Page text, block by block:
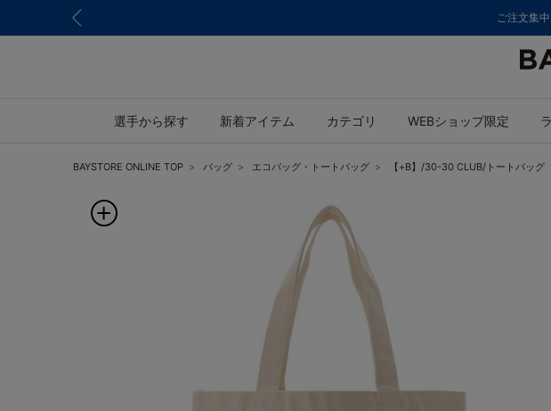
ご注文集
選手から探す 新着アイテム カテゴリ WEBショップ限定
BAYSTORE ONLINE TOP バッグ エコバッグ・トートバッグ 【+B】/30-30 CLUB/トートバッグ